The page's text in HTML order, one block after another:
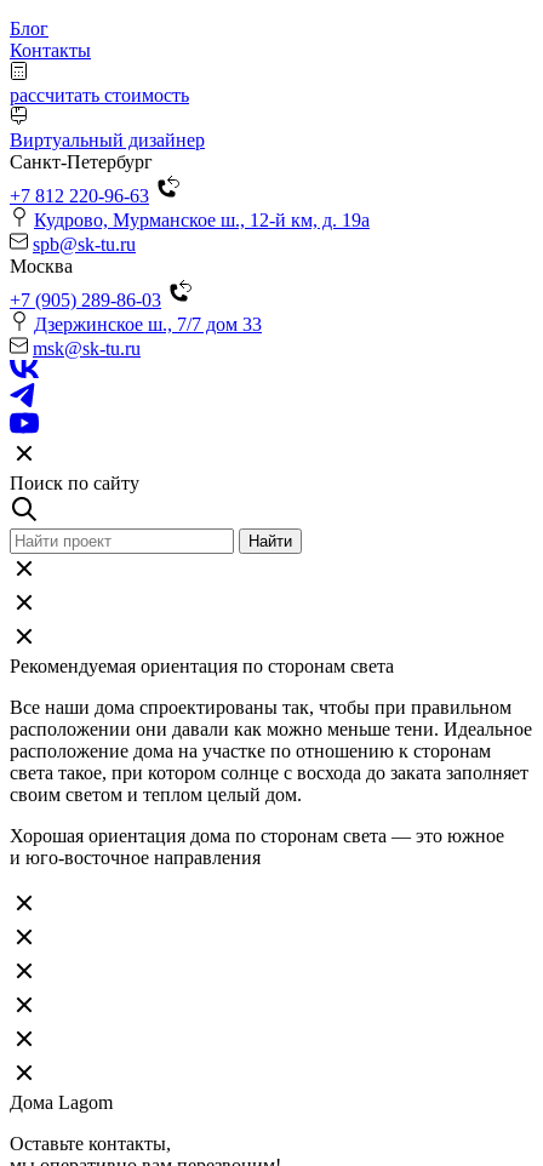
Блог
Контакты
рассчитать стоимость
Виртуальный дизайнер
Санкт-Петербург
+7 812 220-96-63
Кудрово, Мурманское ш., 12-й км, д. 19a
spb@sk-tu.ru
Москва
+7 (905) 289-86-03
Дзержинское ш., 7/7 дом 33
msk@sk-tu.ru
Поиск по сайту
Рекомендуемая ориентация по сторонам света
Все наши дома спроектированы так, чтобы при правильном
расположении они давали как можно меньше тени. Идеальное
расположение дома на участке по отношению к сторонам
света такое, при котором солнце с восхода до заката заполняет
своим светом и теплом целый дом.
Хорошая ориентация дома по сторонам света — это южное
и юго-восточное направления
Дома Lagom
Оставьте контакты,